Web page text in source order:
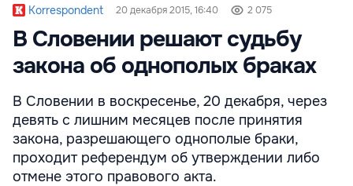
Korrespondent 20 декабря 2015, 16:40 2 075
В Словении решают судьбу
закона об однополых браках
В Словении в воскресенье, 20 декабря, через
девять с лишним месяцев после принятия
закона, разрешающего однополые браки,
проходит референдум об утверждении либо
отмене этого правового акта.